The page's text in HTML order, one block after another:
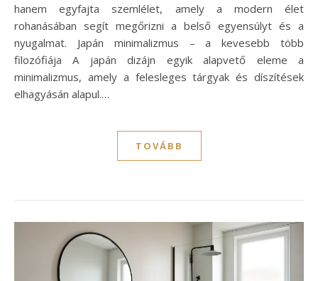
hanem egyfajta szemlélet, amely a modern élet
rohanásában segít megőrizni a belső egyensúlyt és a
nyugalmat. Japán minimalizmus – a kevesebb több
filozófiája A japán dizájn egyik alapvető eleme a
minimalizmus, amely a felesleges tárgyak és díszítések
elhagyásán alapul.…
TOVÁBB